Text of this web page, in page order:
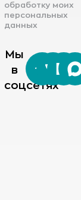
обработку моих
персональных
данных
Мы
в
соцсетях